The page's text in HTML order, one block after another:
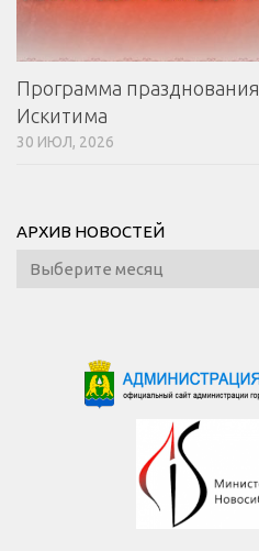
Программа
Искитима
30 ИЮЛ, 2026
АРХИВ НОВОСТЕЙ
Архив
новостей